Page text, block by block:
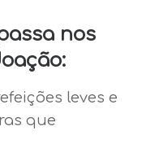
nos
leves e
que